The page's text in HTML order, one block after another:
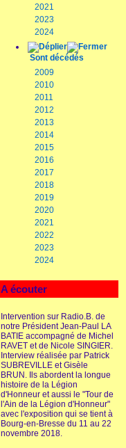
2021
2023
2024
Sont décédés
2009
2010
2011
2012
2013
2014
2015
2016
2017
2018
2019
2020
2021
2022
2023
2024
A écouter
Intervention sur Radio.B. de
notre Président Jean-Paul LA
BATIE accompagné de Michel
RAVET et de Nicole SINGIER.
Interview réalisée par Patrick
SUBREVILLE et Gisèle
BRUN. Ils abordent la longue
histoire de la Légion
d'Honneur et aussi le "Tour de
l'Ain de la Légion d'Honneur"
avec l'exposition qui se tient à
Bourg-en-Bresse du 11 au 22
novembre 2018.